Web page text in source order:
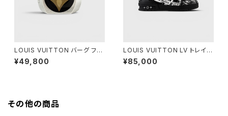
LOUIS VUITTON バーグ フル
ール モノグラム シルバー M
¥49,800
LOUIS VUITTON LV トレイナ
ー スニーカー ブラック ホワイト
8 1/2
¥85,000
その他の商品